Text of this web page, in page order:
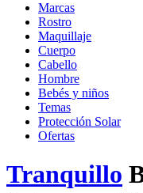
Marcas
Rostro
Maquillaje
Cuerpo
Cabello
Hombre
Bebés y niños
Temas
Protección Solar
Ofertas
Tranquillo